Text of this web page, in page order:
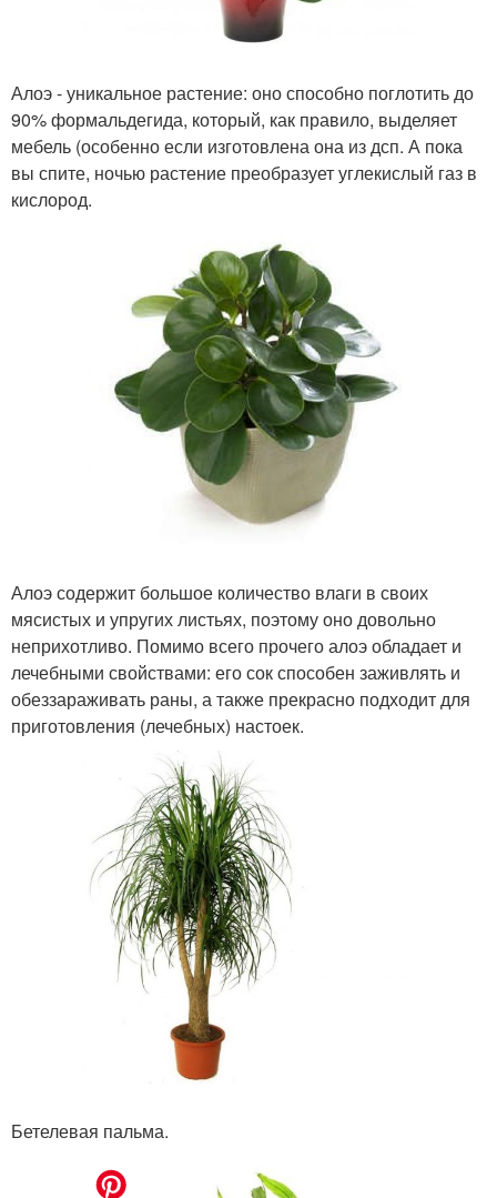
Алоэ - уникальное растение: оно способно поглотить до
90% формальдегида, который, как правило, выделяет
мебель (особенно если изготовлена она из дсп. А пока
вы спите, ночью растение преобразует углекислый газ в
кислород.
Алоэ содержит большое количество влаги в своих
мясистых и упругих листьях, поэтому оно довольно
неприхотливо. Помимо всего прочего алоэ обладает и
лечебными свойствами: его сок способен заживлять и
обеззараживать раны, а также прекрасно подходит для
приготовления (лечебных) настоек.
Бетелевая пальма.